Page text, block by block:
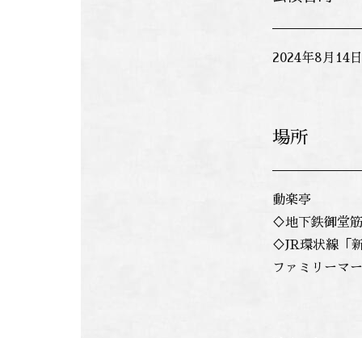
2024年8月14
場所
動楽亭
♢地下鉄御堂
♢JR環状線「
ファミリーマ